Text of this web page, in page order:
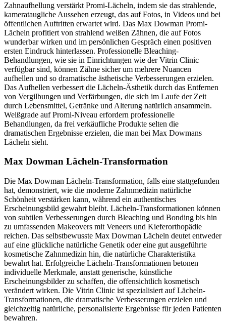
Zahnaufhellung verstärkt Promi-Lächeln, indem sie das strahlende,
kamerataugliche Aussehen erzeugt, das auf Fotos, in Videos und bei
öffentlichen Auftritten erwartet wird. Das Max Dowman Promi-
Lächeln profitiert von strahlend weißen Zähnen, die auf Fotos
wunderbar wirken und im persönlichen Gespräch einen positiven
ersten Eindruck hinterlassen. Professionelle Bleaching-
Behandlungen, wie sie in Einrichtungen wie der Vitrin Clinic
verfügbar sind, können Zähne sicher um mehrere Nuancen
aufhellen und so dramatische ästhetische Verbesserungen erzielen.
Das Aufhellen verbessert die Lächeln-Ästhetik durch das Entfernen
von Vergilbungen und Verfärbungen, die sich im Laufe der Zeit
durch Lebensmittel, Getränke und Alterung natürlich ansammeln.
Weißgrade auf Promi-Niveau erfordern professionelle
Behandlungen, da frei verkäufliche Produkte selten die
dramatischen Ergebnisse erzielen, die man bei Max Dowmans
Lächeln sieht.
Max Dowman Lächeln-Transformation
Die Max Dowman Lächeln-Transformation, falls eine stattgefunden
hat, demonstriert, wie die moderne Zahnmedizin natürliche
Schönheit verstärken kann, während ein authentisches
Erscheinungsbild gewahrt bleibt. Lächeln-Transformationen können
von subtilen Verbesserungen durch Bleaching und Bonding bis hin
zu umfassenden Makeovers mit Veneers und Kieferorthopädie
reichen. Das selbstbewusste Max Dowman Lächeln deutet entweder
auf eine glückliche natürliche Genetik oder eine gut ausgeführte
kosmetische Zahnmedizin hin, die natürliche Charakteristika
bewahrt hat. Erfolgreiche Lächeln-Transformationen betonen
individuelle Merkmale, anstatt generische, künstliche
Erscheinungsbilder zu schaffen, die offensichtlich kosmetisch
verändert wirken. Die Vitrin Clinic ist spezialisiert auf Lächeln-
Transformationen, die dramatische Verbesserungen erzielen und
gleichzeitig natürliche, personalisierte Ergebnisse für jeden Patienten
bewahren.